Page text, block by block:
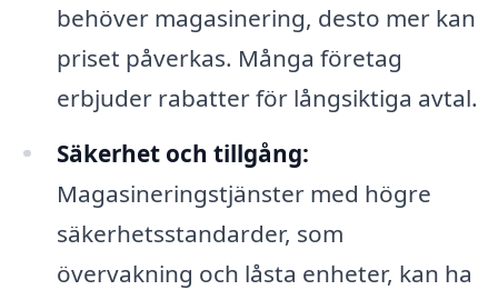
behöver magasinering, desto mer kan
priset påverkas. Många företag
erbjuder rabatter för långsiktiga avtal.
Säkerhet och tillgång:
Magasineringstjänster med högre
säkerhetsstandarder, som
övervakning och låsta enheter, kan ha